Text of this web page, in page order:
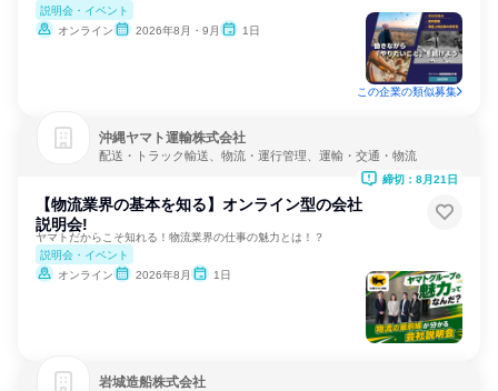
説明会・イベント
オンライン
2026年8月・9月 1日
この企業の類似募集
沖縄ヤマト運輸株式会社
配送・トラック輸送、物流・運行管理、運輸・交通・物流
【物流業界の基本を知る】オンライン型の会社
説明会!
ヤマトだからこそ知れる！物流業界の仕事の魅力とは！？
説明会・イベント
オンライン
2026年8月 1日
締切：8月21日
岩城造船株式会社